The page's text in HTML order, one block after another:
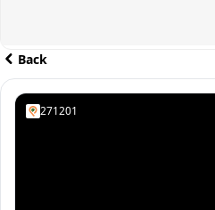
Back
271201